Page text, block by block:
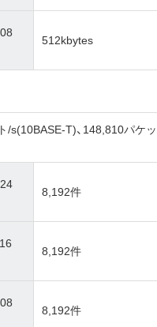
512kbytes
/s(10BASE-T)、148,810パケ
8,192件
8,192件
8,192件